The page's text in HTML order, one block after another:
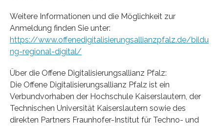
Weitere Informationen und die Möglichkeit zur
Anmeldung finden Sie unter:
https://www.offenedigitalisierungsallianzpfalz.de/bildu
ng-regional-digital/
Über die Offene Digitalisierungsallianz Pfalz:
Die Offene Digitalisierungsallianz Pfalz ist ein
Verbundvorhaben der Hochschule Kaiserslautern, der
Technischen Universität Kaiserslautern sowie des
direkten Partners Fraunhofer-Institut für Techno- und